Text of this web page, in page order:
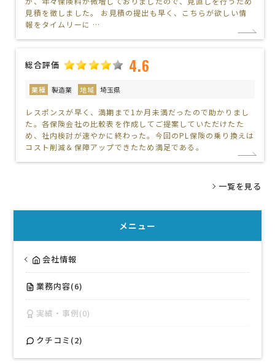
見積を徴しました。 お見積の提出も早く、こちらが欲しい情
報をタイムリーに …
総合評価 4.6
業種 製造業 地域 埼玉県
レスポンスが早く、満期まで1か月未満だったので助かりまし
た。各保険会社の比較表を作成してご提案していただけたた
め、社内検討が速やかに終わった。今回のPL保険の乗り換えは
コスト削減＆保障アップできたため満足である。
一覧を見る
メニュー
会社情報
業務内容(6)
実績・事例(0)
クチコミ(2)